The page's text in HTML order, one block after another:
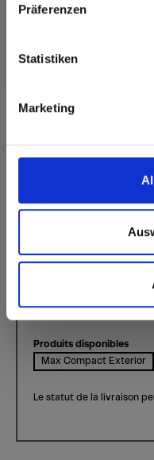
Präferenzen
Statistiken
Marketing
Black Stingray
Décor 0902 Stingray
Ce décor est orienté dans
Autres surfaces pour
IP Interior Plus
NT
Produits disponibles
Max Compact Exterior
Le statut de la livraison